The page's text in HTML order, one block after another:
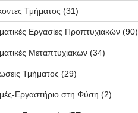
Τμήματος (31)
Εργασίες Προπτυχιακών(90)
Μεταπτυχιακών(34)
Τμήματος (29)
Εργαστήριο στη Φύση (2)